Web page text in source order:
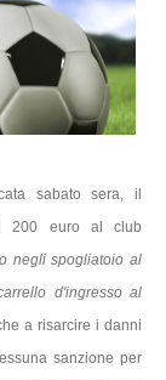
sabato sera, il
200 euro al club
negli spogliatoio al
d'ingresso al
a risarcire i danni
sanzione per